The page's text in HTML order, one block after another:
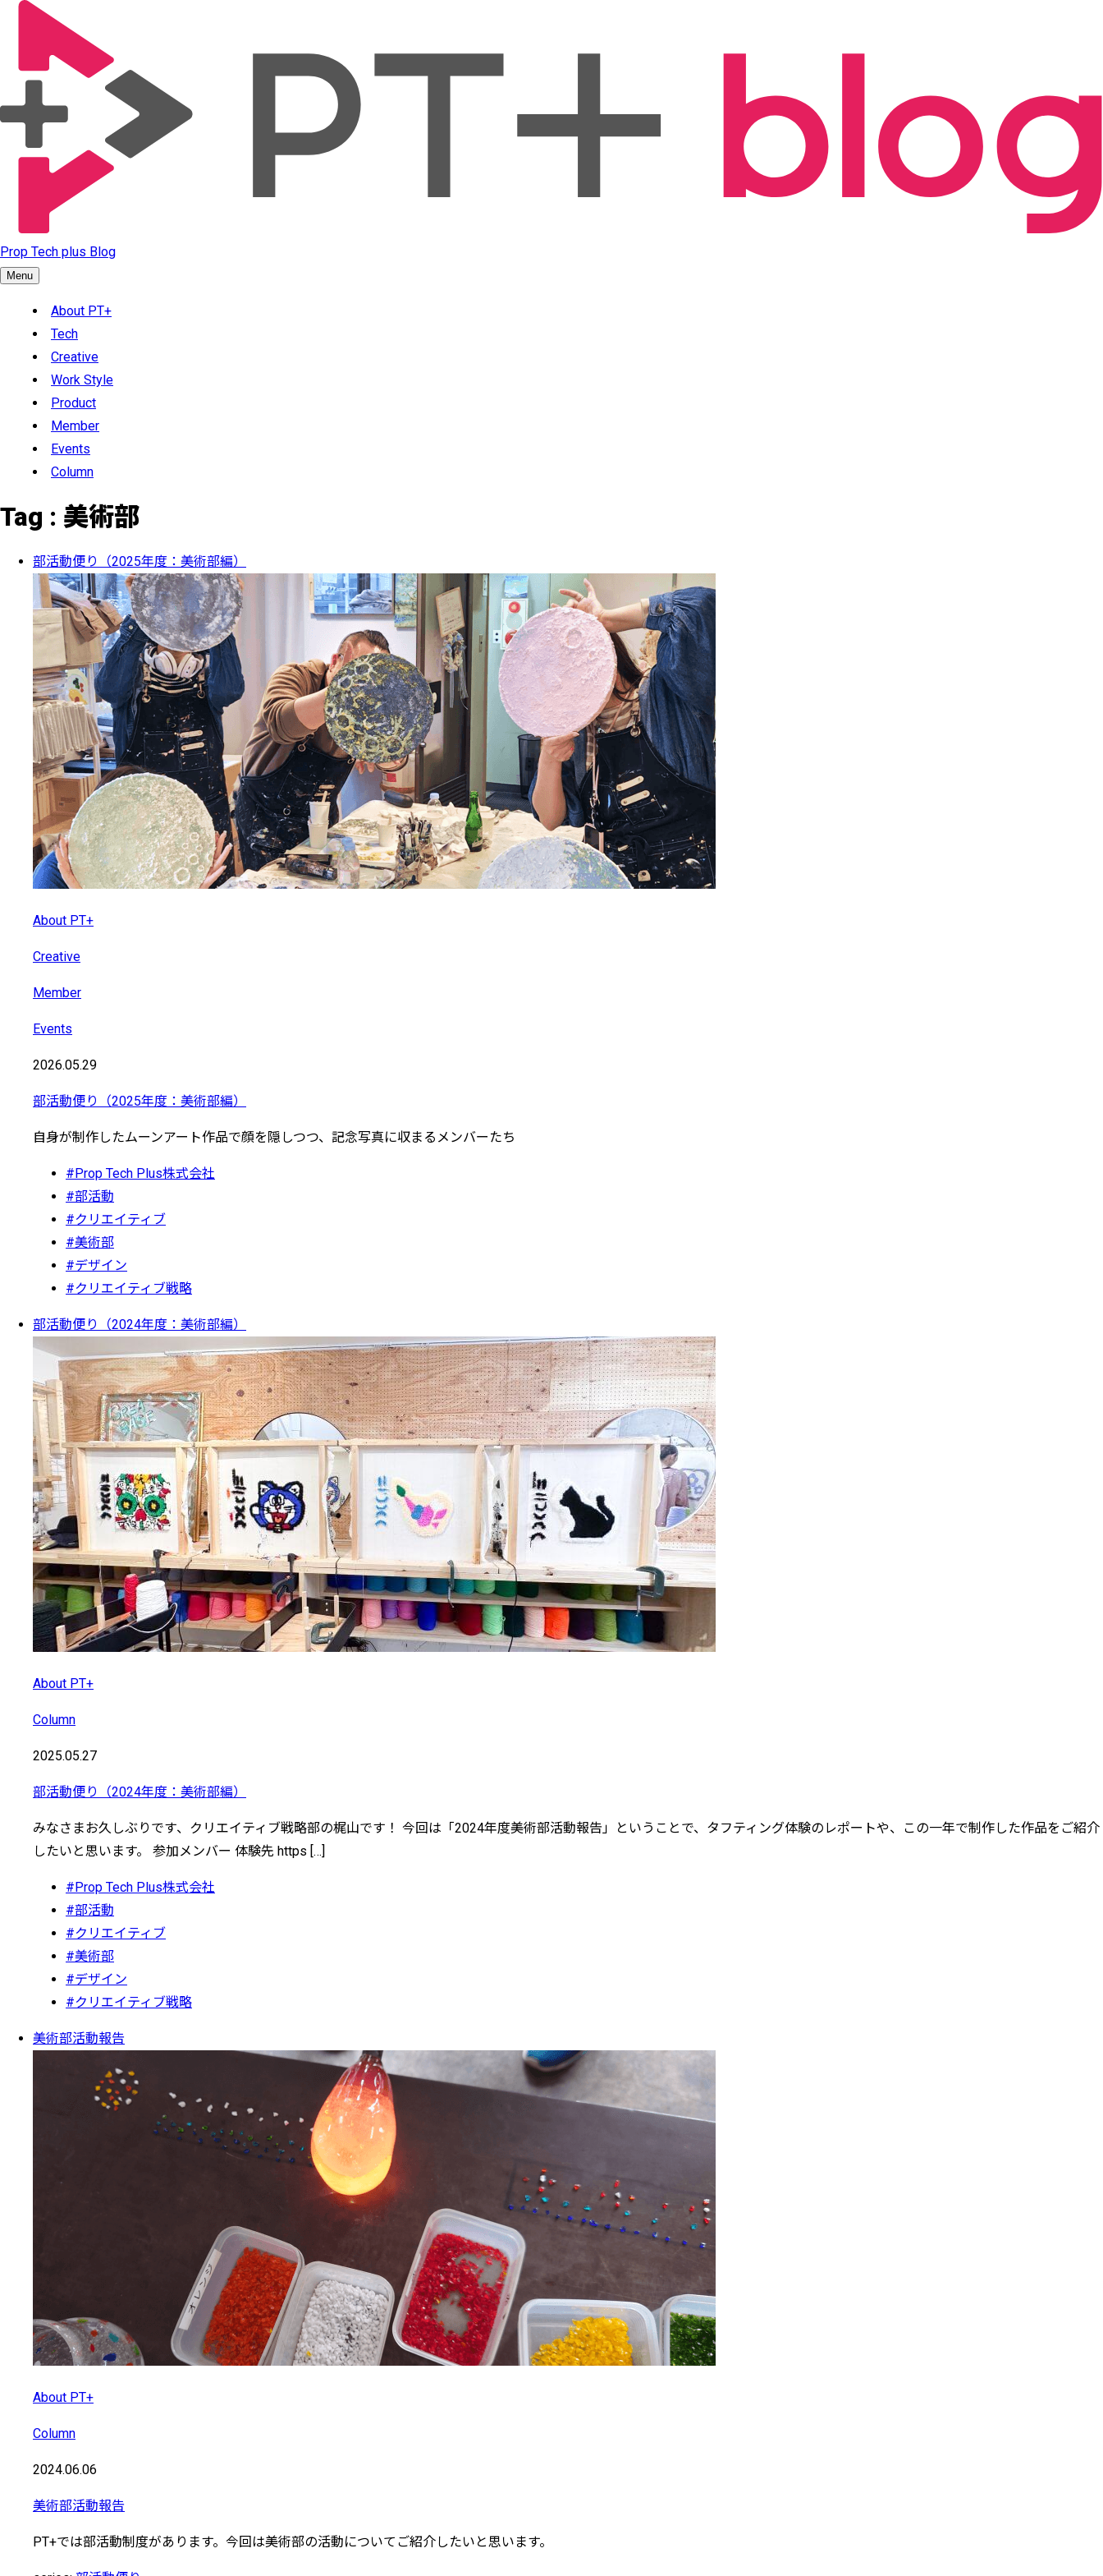
Prop Tech plus Blog
Menu
About PT+
Tech
Creative
Work Style
Product
Member
Events
Column
Tag : 美術部
部活動便り（2025年度：美術部編）
About PT+
Creative
Member
Events
2026.05.29
部活動便り（2025年度：美術部編）
自身が制作したムーンアート作品で顔を隠しつつ、記念写真に収まるメンバーたち
#Prop Tech Plus株式会社
#部活動
#クリエイティブ
#美術部
#デザイン
#クリエイティブ戦略
部活動便り（2024年度：美術部編）
About PT+
Column
2025.05.27
部活動便り（2024年度：美術部編）
みなさまお久しぶりです、クリエイティブ戦略部の梶山です！ 今回は「2024年度美術部活動報告」ということで、タフティング体験のレポートや、この一年で制作した作品をご紹介
したいと思います。 参加メンバー 体験先 https […]
#Prop Tech Plus株式会社
#部活動
#クリエイティブ
#美術部
#デザイン
#クリエイティブ戦略
美術部活動報告
About PT+
Column
2024.06.06
美術部活動報告
PT+では部活動制度があります。今回は美術部の活動についてご紹介したいと思います。